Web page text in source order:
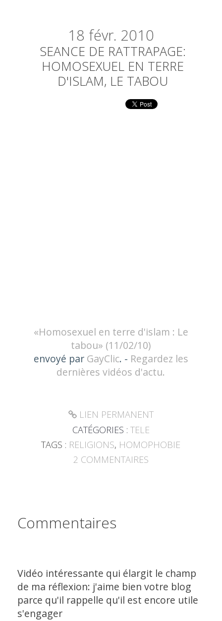
18 févr. 2010
SEANCE DE RATTRAPAGE:
HOMOSEXUEL EN TERRE
D'ISLAM, LE TABOU
«Homosexuel en terre d'islam : Le
tabou» (11/02/10)
envoyé par GayClic. - Regardez les
dernières vidéos d'actu.
LIEN PERMANENT
CATÉGORIES : TELE
TAGS : RELIGIONS, HOMOPHOBIE
2 COMMENTAIRES
Commentaires
Vidéo intéressante qui élargit le champ
de ma réflexion: j'aime bien votre blog
parce qu'il rappelle qu'il est encore utile
s'engager